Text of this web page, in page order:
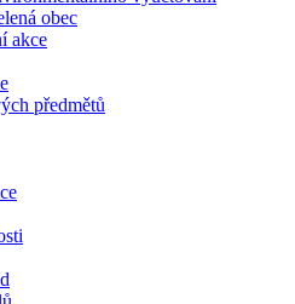
obec
akce
předmětů